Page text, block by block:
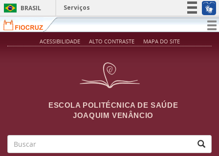
Pular para o conteúdo principal
BRASIL
Serviços
Simplifique!
Participe
ACESSIBILIDADE ALTO CONTRASTE MAPA DO SITE
ESCOLA POLITÉCNICA DE SAÚDE
JOAQUIM VENÂNCIO